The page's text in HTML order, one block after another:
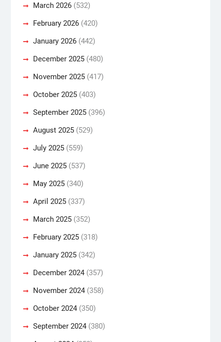
March 2026(532)
February 2026(420)
January 2026(442)
December 2025(480)
November 2025(417)
October 2025(403)
September 2025(396)
August 2025(529)
July 2025(559)
June 2025(537)
May 2025(340)
April 2025(337)
March 2025(352)
February 2025(318)
January 2025(342)
December 2024(357)
November 2024(358)
October 2024(350)
September 2024(380)